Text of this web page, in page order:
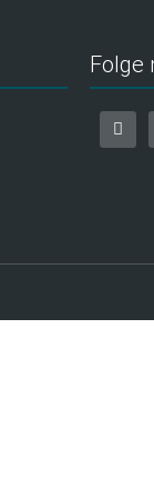
Folge